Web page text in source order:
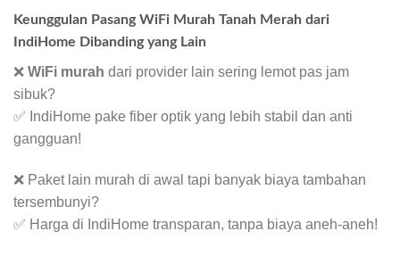
Keunggulan Pasang WiFi Murah Tanah Merah dari
IndiHome Dibanding yang Lain
❌ WiFi murah dari provider lain sering lemot pas jam
sibuk?
✅ IndiHome pake fiber optik yang lebih stabil dan anti
gangguan!
❌ Paket lain murah di awal tapi banyak biaya tambahan
tersembunyi?
✅ Harga di IndiHome transparan, tanpa biaya aneh-aneh!